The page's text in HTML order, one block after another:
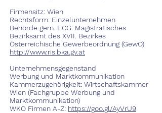
Firmensitz: Wien
Rechtsform: Einzelunternehmen
Behörde gem. ECG: Magistratisches
Bezirksamt des XVII. Bezirkes
Österreichische Gewerbeordnung (GewO)
http://www.ris.bka.gv.at
Unternehmensgegenstand
Werbung und Marktkommunikation
Kammerzugehörigkeit: Wirtschaftskammer
Wien (Fachgruppe Werbung und
Marktkommunikation)
WKO Firmen A-Z: https://goo.gl/AyVrU9